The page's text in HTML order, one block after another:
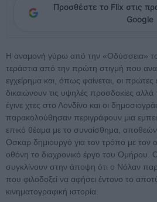
Προσθέστε το Flix στις
Google
Η αναμονή γύρω από την «Οδύσσεια»
τεράστια από την πρώτη στιγμή που
εγχείρημα και, όπως φαίνεται, οι
δικαιώνουν τις υψηλές προσδοκίες
έγινε χτες στο Λονδίνο και οι
παρακολούθησαν περιγράφουν μια
επικό θέαμα με το συναίσθημα,
Οσκαρ δημιουργό για τον τρόπο με τον
οθόνη το διαχρονικό έργο του Ομήρου.
συγκλίνουν στην άποψη ότι ο Νόλαν
που φιλοδοξεί να αφήσει έντονο το
κινηματογραφική ιστορία.